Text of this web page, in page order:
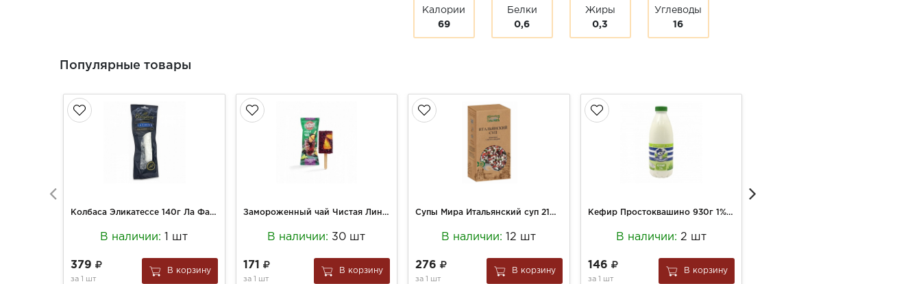
Калории
69
Белки
0,6
Жиры
0,3
Углеводы
16
Популярные товары
Колбаса Эликатессе 140г Ла Фаворте с/в
В наличии: 1 шт
379
за 1 шт
В корзину
Замороженный чай Чистая Линия 50г Ягодный Черная Смородина, Апельсин, Лайм (30)
В наличии: 30 шт
171
за 1 шт
В корзину
Супы Мира Итальянский суп 210г минестроне
В наличии: 12 шт
276
за 1 шт
В корзину
Кефир Простоквашино 930г 1% бут
В наличии: 2 шт
146
за 1 шт
В корзину